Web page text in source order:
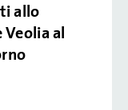
allo
Veolia al